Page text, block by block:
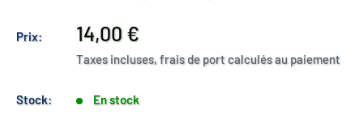
Prix:
Prix
réduit
14,00 €
Taxes incluses, frais de port calculés au paiement
Stock: En stock